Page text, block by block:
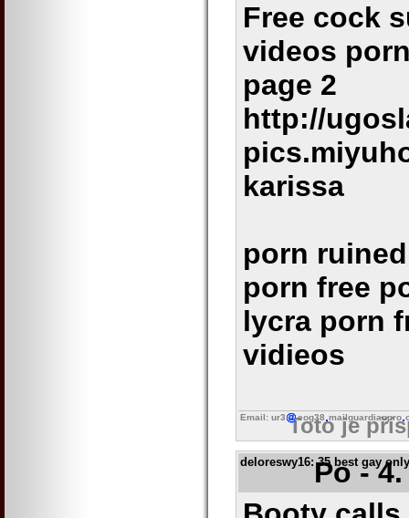
Free cock
videos
page 2
http://
karissa
porn
porn free
lycra porn
vidieos
Email: ur3 eog38 mailguardianpro
Toto je
deloreswy16: 35 best gay
Po -